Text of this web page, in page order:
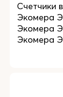
Счетчики
Экомера
Экомера
Экомера